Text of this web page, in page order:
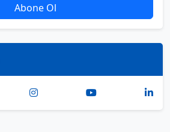
Abone Ol